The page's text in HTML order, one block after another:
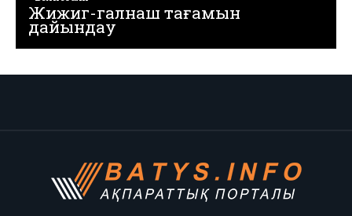
Жижиг-галнаш тағамын
дайындау